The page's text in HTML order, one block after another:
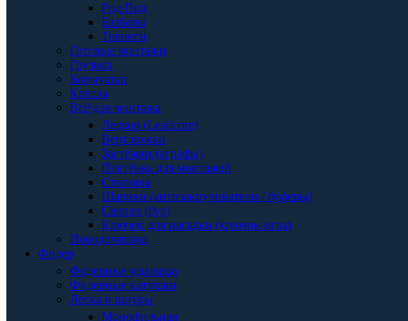
Род Под
Базбары
Треноги
Готовые монтажи
Грузила
Кормушки
Кресла
Всё для монтажа
Ледкор (Leadcore)
Вертлюжки
Застёжки (аграфы)
Плетёнка для монтажей
Стопоры
Шарики (антизакручиватели / буферы)
Сверло (бур)
Крючок для насадки (крючок-игла)
Поводочницы
Фидер
Фидерные удилища
Фидерные катушки
Леска и шнуры
Монофильная